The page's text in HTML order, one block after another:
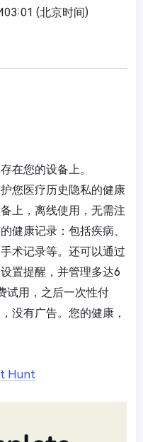
(北京时间)
在您的设备上。
您医疗历史隐私的健康
上，离线使用，无需注
健康记录：包括疾病、
术记录等。还可以通过
置提醒，并管理多达6
试用，之后一次性付
没有广告。您的健康，
Hunt